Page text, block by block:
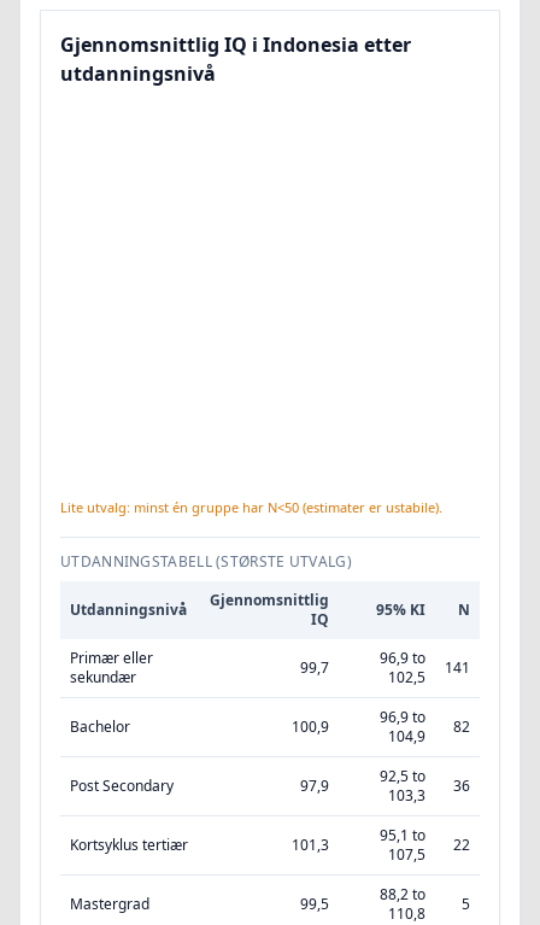
Gjennomsnittlig IQ i Indonesia etter
utdanningsnivå
Lite utvalg: minst én gruppe har N<50 (estimater er ustabile).
UTDANNINGSTABELL (STØRSTE UTVALG)
Utdanningsnivå
Gjennomsnittlig
IQ
95% KI N
Primær eller
sekundær
99,7
96,9 to
102,5
141
Bachelor 100,9
96,9 to
104,9
82
Post Secondary 97,9
92,5 to
103,3
36
Kortsyklus tertiær 101,3
95,1 to
107,5
22
Mastergrad 99,5
88,2 to
110,8
5